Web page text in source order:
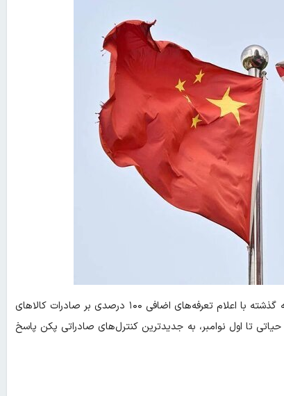
دونالد ترامپ، رئیس‌جمهور آمریکا، جمعه گذشته با اعلام تعرفه‌های اضافی ۱۰۰ درصدی بر صادرات کالاهای
تا اول نوامبر، به جدیدترین کنترل‌های صادراتی پکن پاسخ